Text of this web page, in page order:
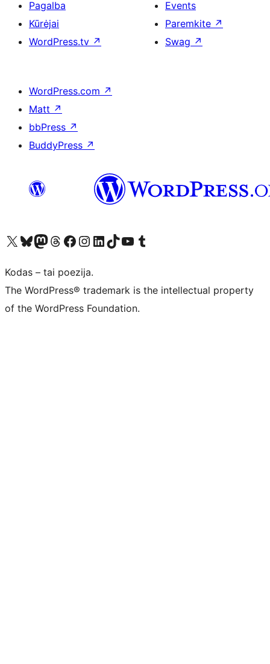
Pagalba
Kūrėjai
WordPress.tv ↗
Events
Paremkite ↗
Swag ↗
WordPress.com ↗
Matt ↗
bbPress ↗
BuddyPress ↗
Visit our X (formerly Twitter) account
Apsilankykite mūsų Bluesky paskyroje
Visit our Mastodon account
Apsilankykite mūsų Threads paskyroje
Visit our Facebook page
Visit our Instagram account
Visit our LinkedIn account
Apsilankykite mūsų TikTok paskyroje
Visit our YouTube channel
Apsilankykite mūsų Tumblr paskyroje
Kodas – tai poezija.
The WordPress® trademark is the intellectual property
of the WordPress Foundation.